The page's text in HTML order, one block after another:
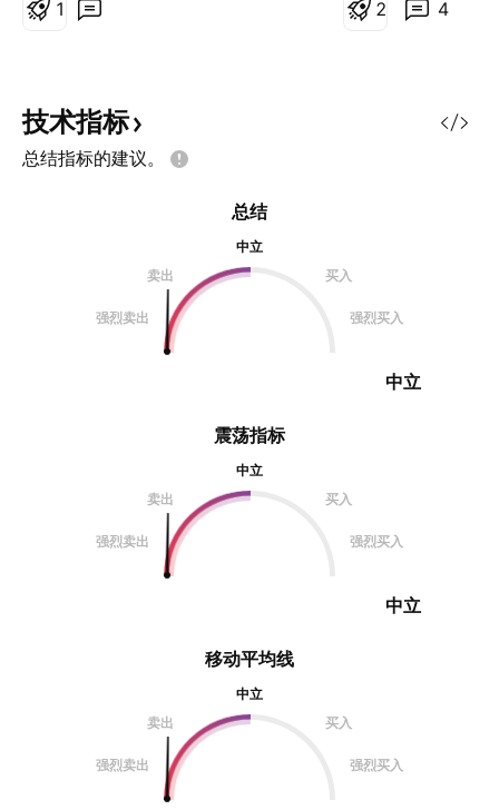
位看0.333USDT附近，再减半仓，
1 4
2
技术指标
总结指标的建议。
震荡指标
中立
卖出
买入
强烈卖出 强烈买入
中立
总结
中立
卖出
买入
强烈卖出 强烈买入
中立
移动平均线
中立
卖出
买入
强烈卖出 强烈买入